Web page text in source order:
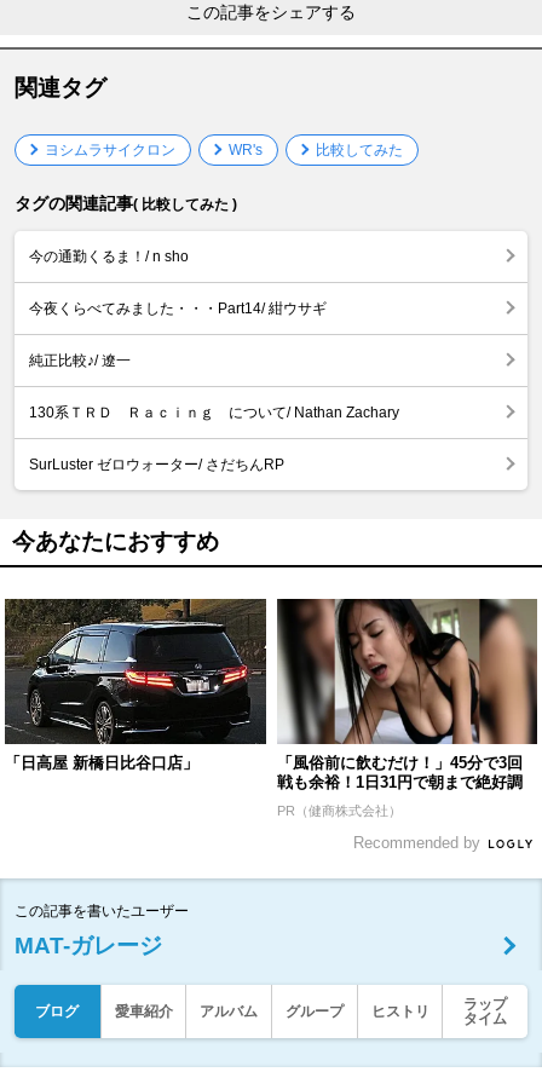
この記事をシェアする
関連タグ
ヨシムラサイクロン WR's 比較してみた
タグの関連記事( 比較してみた )
今の通勤くるま！/ n sho
今夜くらべてみました・・・Part14/ 紺ウサギ
純正比較♪/ 遼一
130系ＴＲＤ Ｒａｃｉｎｇ について/ Nathan Zachary
SurLuster ゼロウォーター/ さだちんRP
今あなたにおすすめ
「日高屋 新橋日比谷口店」
「風俗前に飲むだけ！」45分で3回
戦も余裕！1日31円で朝まで絶好調
PR（健商株式会社）
Recommended by
この記事を書いたユーザー
MAT-ガレージ
ブログ 愛車紹介 アルバム グループ ヒストリ
ラップ
タイム